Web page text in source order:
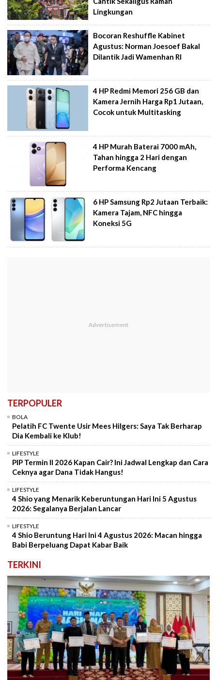
Lingkungan
Bocoran Reshuffle Kabinet
Agustus: Norman Joesoef Bakal
Dilantik Jadi Wamenhan RI
4 HP Redmi Memori 256 GB dan
Kamera Jernih Harga Rp1 Jutaan,
Cocok untuk Multitasking
4 HP Murah Baterai 7000 mAh,
Tahan hingga 2 Hari dengan
Performa Kencang
6 HP Samsung Rp2 Jutaan Terbaik:
Kamera Tajam, NFC hingga
Koneksi 5G
TERPOPULER
BOLA
Pelatih FC Twente Usir Mees Hilgers: Saya Tak Berharap
Dia Kembali ke Klub!
LIFESTYLE
PIP Termin II 2026 Kapan Cair? Ini Jadwal Lengkap dan Cara
Ceknya agar Dana Tidak Hangus!
LIFESTYLE
4 Shio yang Menarik Keberuntungan Hari Ini 5 Agustus
2026: Segalanya Berjalan Lancar
LIFESTYLE
4 Shio Beruntung Hari Ini 4 Agustus 2026: Macan hingga
Babi Berpeluang Dapat Kabar Baik
TERKINI